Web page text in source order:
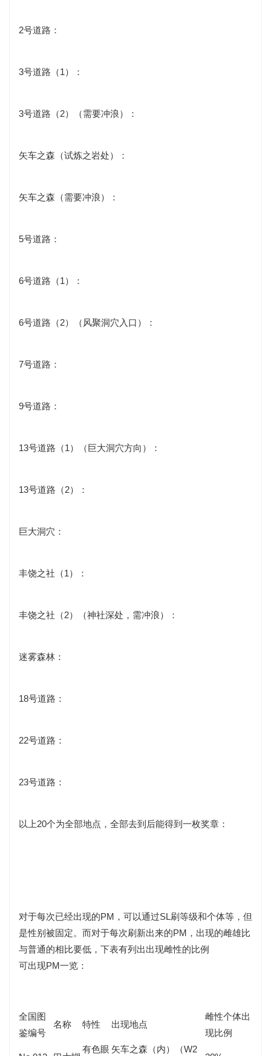
2号道路：
3号道路（1）：
3号道路（2）（需要冲浪）：
矢车之森（试炼之岩处）：
矢车之森（需要冲浪）：
5号道路：
6号道路（1）：
6号道路（2）（风聚洞穴入口）：
7号道路：
9号道路：
13号道路（1）（巨大洞穴方向）：
13号道路（2）：
巨大洞穴：
丰饶之社（1）：
丰饶之社（2）（神社深处，需冲浪）：
迷雾森林：
18号道路：
22号道路：
23号道路：
以上20个为全部地点，全部去到后能得到一枚奖章：
对于每次已经出现的PM，可以通过SL刷等级和个体等，但
是性别被固定。而对于每次刷新出来的PM，出现的雌雄比
与普通的相比要低，下表有列出出现雌性的比例
可出现PM一览：
全国图
鉴编号
名称 特性 出现地点
雌性个体出
现比例
有色眼 矢车之森（内）（W2